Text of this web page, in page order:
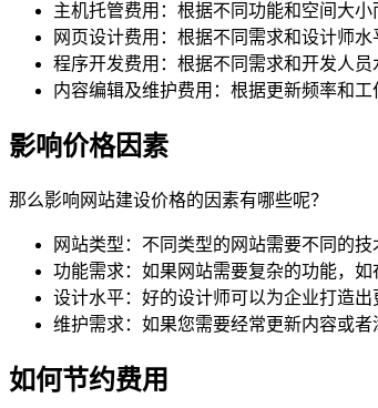
主机托管费用：根据不同功能和空间大
网页设计费用：根据不同需求和设计师
程序开发费用：根据不同需求和开发人
内容编辑及维护费用：根据更新频率和
影响价格因素
那么影响网站建设价格的因素有哪些呢？
网站类型：不同类型的网站需要不同的技
功能需求：如果网站需要复杂的功能，
设计水平：好的设计师可以为企业打造
维护需求：如果您需要经常更新内容或者
如何节约费用